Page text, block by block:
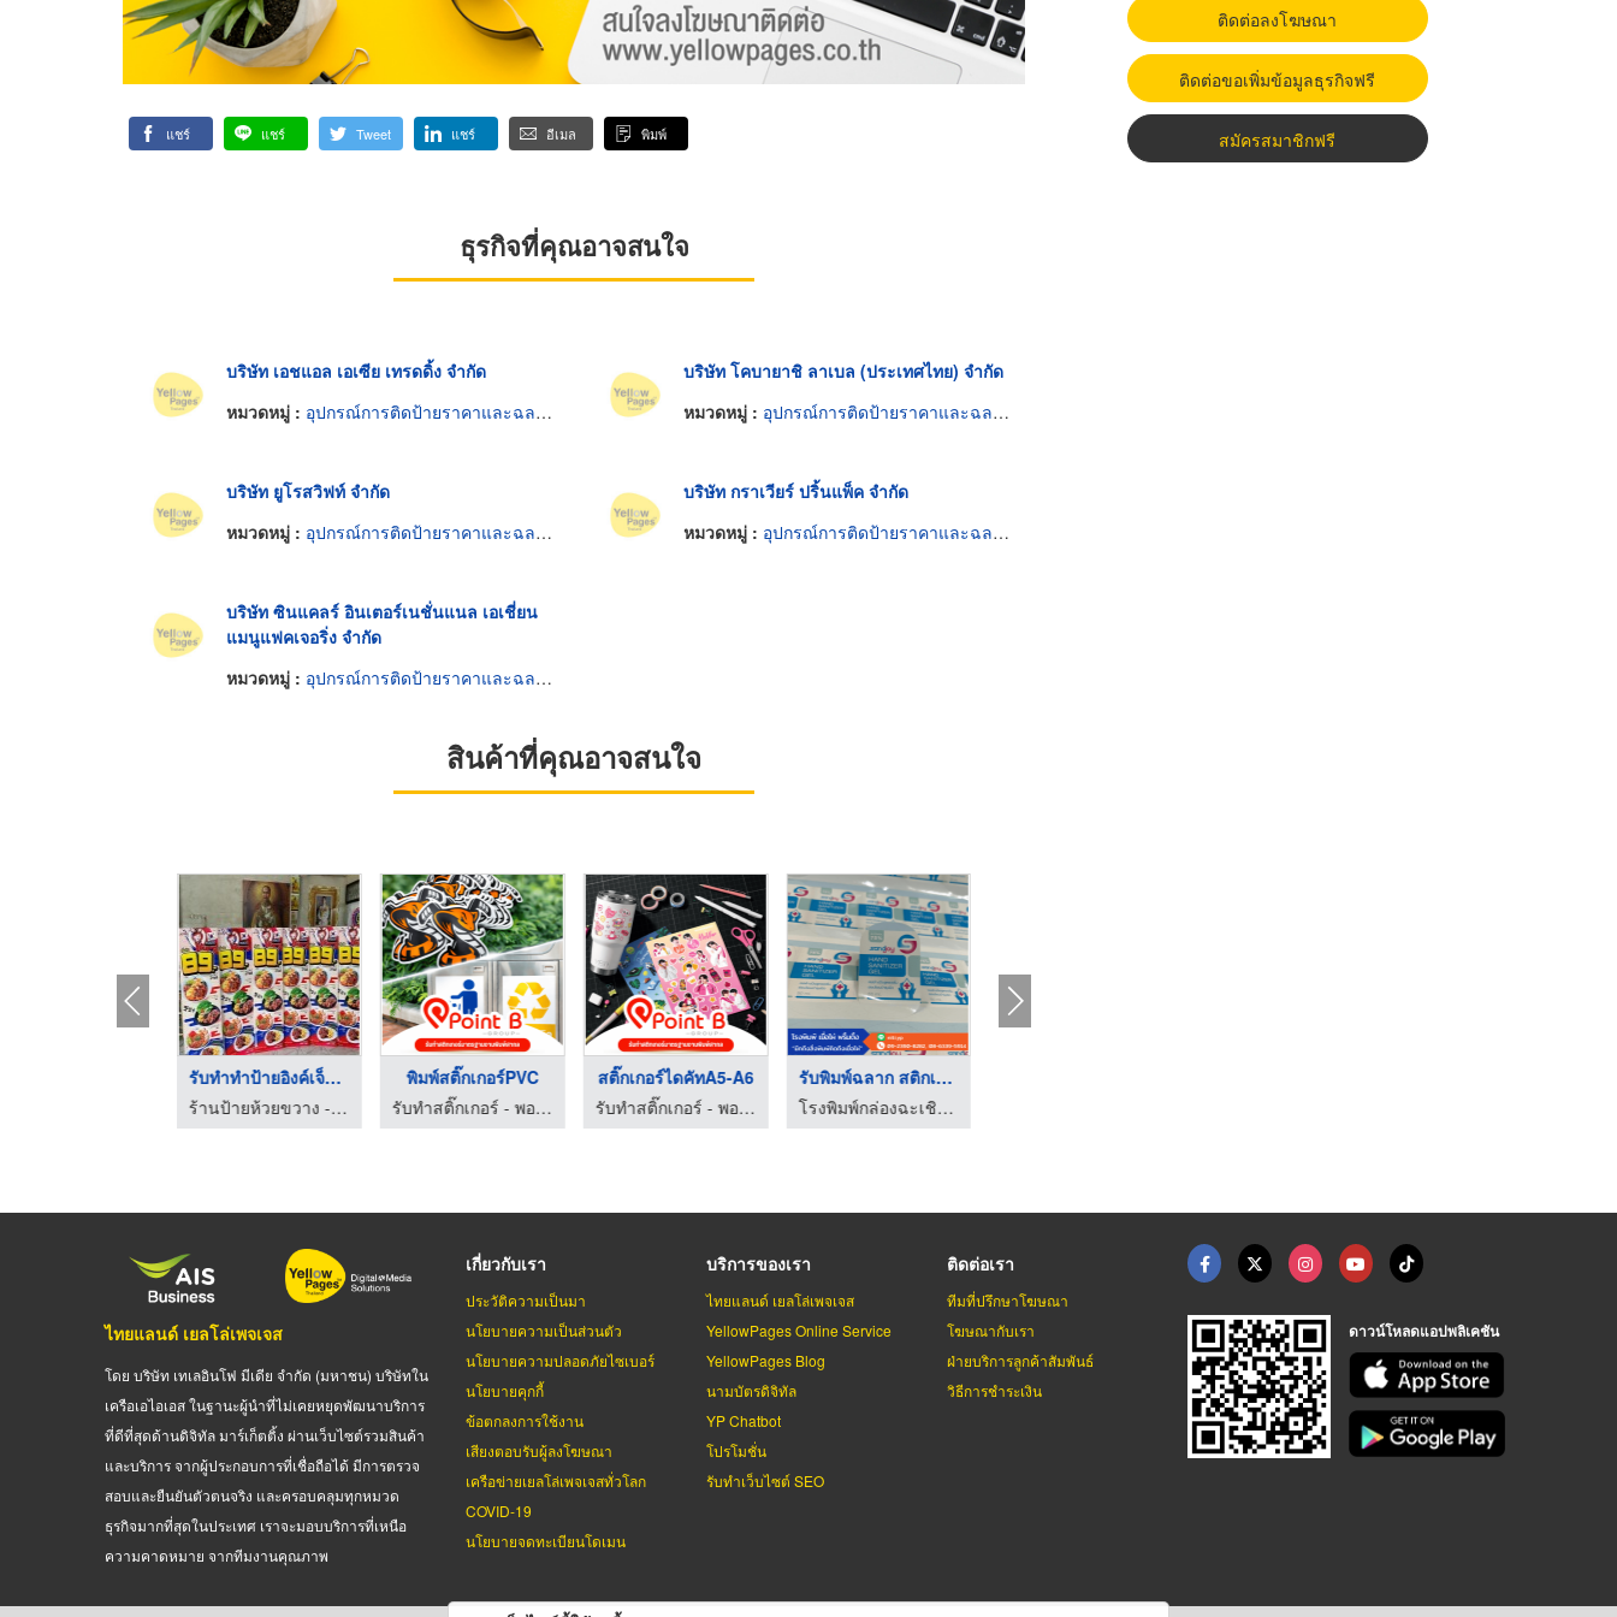
แชร์ แชร์ Tweet แชร์ อีเมล พิมพ์
ธุรกิจที่คุณอาจสนใจ
บริษัท เอชแอล เอเซีย เทรดดิ้ง จำกัด
หมวดหมู่ : อุปกรณ์การติดป้ายราคาและฉลาก
บริษัท โคบายาชิ ลาเบล (ประเทศไทย) จำกัด
หมวดหมู่ : อุปกรณ์การติดป้ายราคาและฉลาก
บริษัท ยูโรสวิฟท์ จำกัด
หมวดหมู่ : อุปกรณ์การติดป้ายราคาและฉลาก
บริษัท กราเวียร์ ปริ้นแพ็ค จำกัด
หมวดหมู่ : อุปกรณ์การติดป้ายราคาและฉลาก
บริษัท ซินแคลร์ อินเตอร์เนชั่นแนล เอเชี่ยน
แมนูแฟคเจอริ่ง จำกัด
หมวดหมู่ : อุปกรณ์การติดป้ายราคาและฉลาก
สินค้าที่คุณอาจสนใจ
รับทำทำป้ายอิงค์เจ็ท ...
ร้านป้ายห้วยขวาง - พี.เอส.พี อิงค์เจ็ท
พิมพ์สติ๊กเกอร์PVC
รับทำสติ๊กเกอร์ - พอยท์ บี กรุ๊ป
สติ๊กเกอร์ไดคัทA5-A6
รับทำสติ๊กเกอร์ - พอยท์ บี กรุ๊ป
รับพิมพ์ฉลาก สติกเกอ ...
โรงพิมพ์กล่องฉะเชิงเทรา - เยื่อไผ่ พริ้นติ้ง
ติดต่อลงโฆษณา
ติดต่อขอเพิ่มข้อมูลธุรกิจฟรี
สมัครสมาชิกฟรี
ไทยแลนด์ เยลโล่เพจเจส
โดย บริษัท เทเลอินโฟ มีเดีย จำกัด (มหาชน) บริษัทใน
เครือเอไอเอส ในฐานะผู้นำที่ไม่เคยหยุดพัฒนาบริการ
ที่ดีที่สุดด้านดิจิทัล มาร์เก็ตติ้ง ผ่านเว็บไซต์รวมสินค้า
และบริการ จากผู้ประกอบการที่เชื่อถือได้ มีการตรวจ
สอบและยืนยันตัวตนจริง และครอบคลุมทุกหมวด
ธุรกิจมากที่สุดในประเทศ เราจะมอบบริการที่เหนือ
ความคาดหมาย จากทีมงานคุณภาพ
เกี่ยวกับเรา
ประวัติความเป็นมา
นโยบายความเป็นส่วนตัว
นโยบายความปลอดภัยไซเบอร์
นโยบายคุกกี้
ข้อตกลงการใช้งาน
เสียงตอบรับผู้ลงโฆษณา
เครือข่ายเยลโล่เพจเจสทั่วโลก
COVID-19
นโยบายจดทะเบียนโดเมน
บริการของเรา
ไทยแลนด์ เยลโล่เพจเจส
YellowPages Online Service
YellowPages Blog
นามบัตรดิจิทัล
YP Chatbot
โปรโมชั่น
รับทำเว็บไซต์ SEO
ติดต่อเรา
ทีมที่ปรึกษาโฆษณา
โฆษณากับเรา
ฝ่ายบริการลูกค้าสัมพันธ์
วิธีการชำระเงิน
ดาวน์โหลดแอปพลิเคชัน